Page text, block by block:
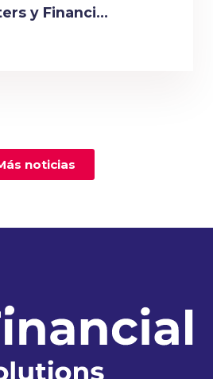
y Financi...
noticias